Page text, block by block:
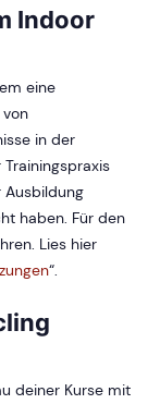
Indoor
eine
in der
haben. Für den
Lies hier
“.
deiner Kurse mit